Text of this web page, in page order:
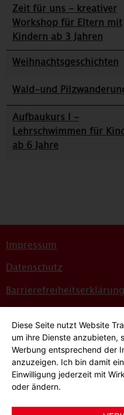
Zeit für uns - kreativer
Workshop für Eltern mit
Kindern ab 3 Jahren
Weihnachtsgeschichten
Wald-und
Aufbaukurs I -
Lehrschwimmen für
ab 6 Jahre
Impressum
Datenschutz
Barrierefreiheitserklärung
Bildnachweise
Cookie-Einstellungen
Diese Seite nutzt Website
um ihre Dienste anzubieten,
Werbung entsprechend der
anzuzeigen. Ich bin damit
Einwilligung jederzeit mit
oder ändern.